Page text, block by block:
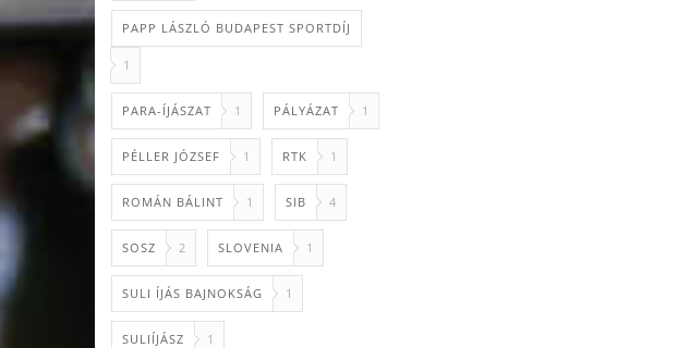
PAPP LÁSZLÓ BUDAPEST SPORTDÍJ
1
PARA-ÍJÁSZAT 1 PÁLYÁZAT 1
PÉLLER JÓZSEF 1 RTK 1
ROMÁN BÁLINT 1 SIB 4
SOSZ 2 SLOVENIA 1
SULI ÍJÁS BAJNOKSÁG 1
SULIÍJÁSZ 1